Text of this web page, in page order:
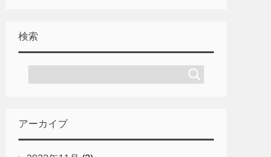
検索
アーカイブ